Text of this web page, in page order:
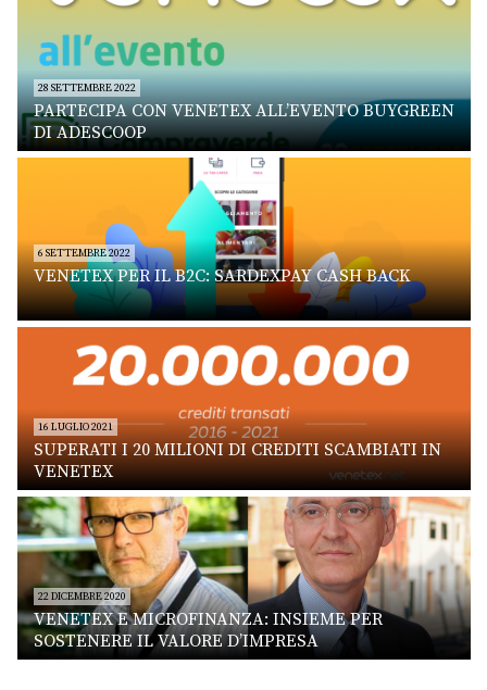
28 SETTEMBRE 2022
PARTECIPA CON VENETEX ALL’EVENTO BUYGREEN
DI ADESCOOP
6 SETTEMBRE 2022
VENETEX PER IL B2C: SARDEXPAY CASH BACK
16 LUGLIO 2021
SUPERATI I 20 MILIONI DI CREDITI SCAMBIATI IN
VENETEX
22 DICEMBRE 2020
VENETEX E MICROFINANZA: INSIEME PER
SOSTENERE IL VALORE D’IMPRESA